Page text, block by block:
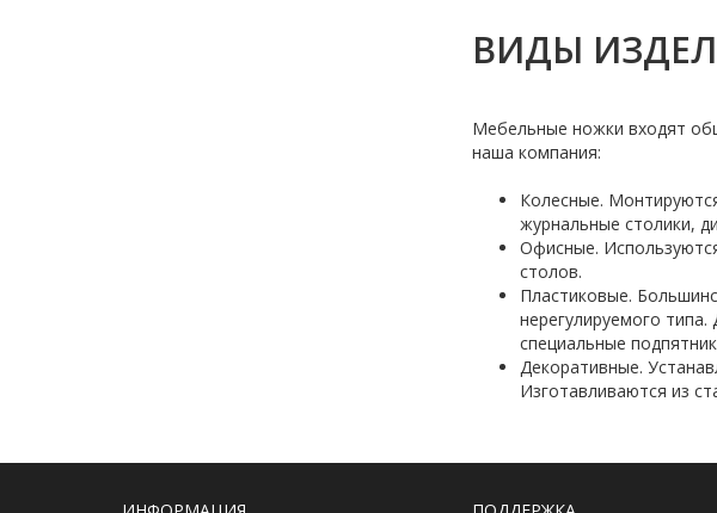
ВИДЫ
Мебельные ножки входят
наша компания:
Колесные.
журнальные столики,
Офисные.
столов.
Пластиковые.
нерегулируемого
специальные
Декоративные.
Изготавливаются из